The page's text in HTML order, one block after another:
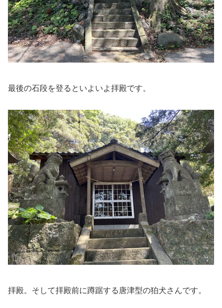
最後の石段を登るといよいよ拝殿です。
拝殿。そして拝殿前に蹲踞する唐津型の狛犬さんです。